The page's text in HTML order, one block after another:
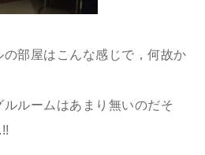
部屋はこんな感じで，何故か
ルームはあまり無いのだそ